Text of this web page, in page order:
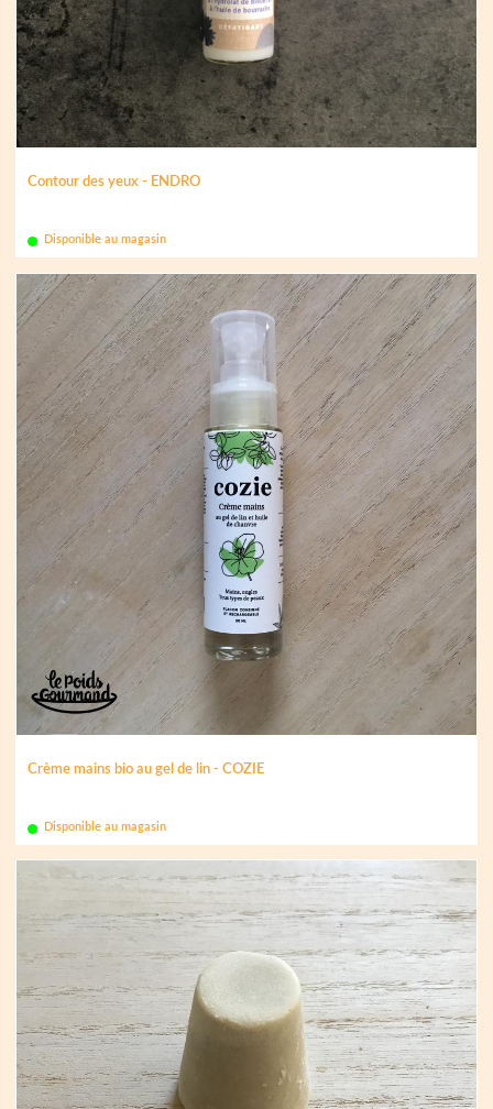
Contour des yeux - ENDRO
Disponible au magasin
Crème mains bio au gel de lin - COZIE
Disponible au magasin